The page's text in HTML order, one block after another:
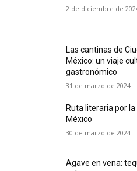
2 de diciembre de
Las cantinas de
México: un viaje
gastronómico
31 de marzo de 2024
Ruta literaria por la
México
30 de marzo de 2024
Agave en vena: